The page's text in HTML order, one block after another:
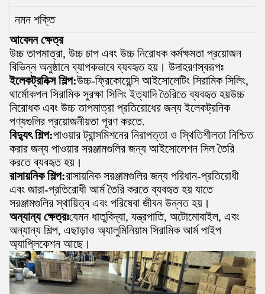
নমন শক্তি
আবেদন ক্ষেত্র
উচ্চ তাপমাত্রা, উচ্চ চাপ এবং উচ্চ নিরোধক কর্মক্ষমতা প্রয়োজন
বিভিন্ন অনুষ্ঠানে ব্যাপকভাবে ব্যবহৃত হয়। উদাহরণস্বরূপঃ
ইলেকট্রনিক্স শিল্প:উচ্চ-ফ্রিকোয়েন্সি আইসোলেটিং সিরামিক সিলিং,
থার্মোকপল সিরামিক সুরক্ষা সিলিং ইত্যাদি তৈরিতে ব্যবহৃত হয়উচ্চ
নিরোধক এবং উচ্চ তাপমাত্রা প্রতিরোধের জন্য ইলেকট্রনিক
পণ্যগুলির প্রয়োজনীয়তা পূরণ করতে.
বিদ্যুৎ শিল্প:পাওয়ার ট্রান্সমিশনের নিরাপত্তা ও স্থিতিশীলতা নিশ্চিত
করার জন্য পাওয়ার সরঞ্জামগুলির জন্য আইসোলেশন সিল তৈরি
করতে ব্যবহৃত হয়।
রাসায়নিক শিল্প:রাসায়নিক সরঞ্জামগুলির জন্য পরিধান-প্রতিরোধী
এবং জারা-প্রতিরোধী আর্ম তৈরি করতে ব্যবহৃত হয় যাতে
সরঞ্জামগুলির স্থায়িত্ব এবং পরিষেবা জীবন উন্নত হয়।
অন্যান্য ক্ষেত্রঃযেমন ধাতুবিদ্যা, যন্ত্রপাতি, অটোমোবাইল, এবং
অন্যান্য শিল্প, এছাড়াও অ্যালুমিনিয়াম সিরামিক আর্ম পাইপ
অ্যাপ্লিকেশন আছে।